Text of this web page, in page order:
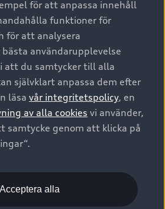
så gott som nya
online
din Audi
- Hur påverkas min bil av detta?
All Rights Reserved.
Juridiskt Audi AG
för cookies
för att anpassa innehåll
funktioner för
för att analysera
användarupplevelse
att du samtycker till alla
självklart anpassa dem efter
läsa vår integritetspolicy, en
av alla cookies vi använder,
samtycke genom att klicka på
Acceptera alla